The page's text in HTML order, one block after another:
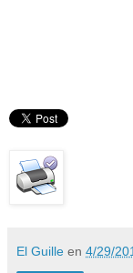
El Guille en 4/29/